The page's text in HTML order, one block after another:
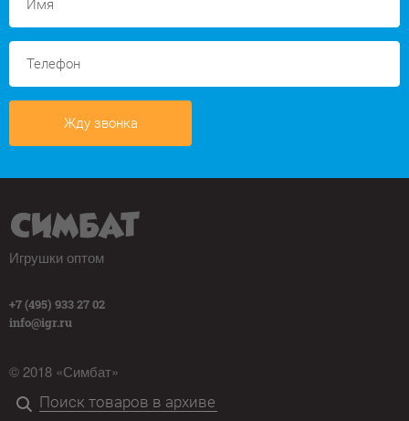
Жду звонка
Игрушки оптом
+7 (495) 933 27 02
info@igr.ru
© 2018 «Симбат»